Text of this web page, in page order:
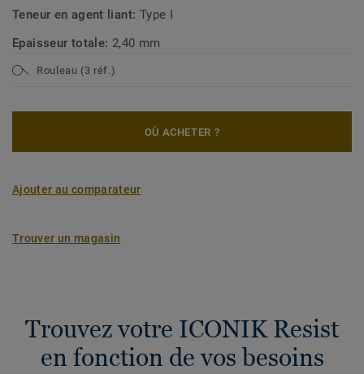
Teneur en agent liant: Type I
Epaisseur totale: 2,40 mm
Rouleau (3 réf.)
OÙ ACHETER ?
Ajouter au comparateur
Trouver un magasin
Trouvez votre ICONIK Resist
en fonction de vos besoins